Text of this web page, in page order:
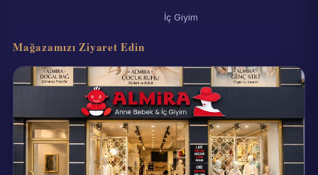
İç Giyim
Mağazamızı Ziyaret Edin